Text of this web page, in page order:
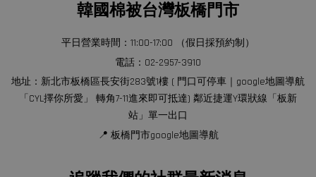
韓國棉被台灣板橋門市
平日營業時間：11:00-17:00 （假日採預約制）
電話：02-2957-3910
地址：新北市板橋區長安街283號1樓 ( 門口可停車｜google地圖導航
「CYL擇你所愛」 轉角7-11進來即可抵達) 鄰近捷運Y環狀線「板新
站」單一出口
📍 板橋門市google地圖導航